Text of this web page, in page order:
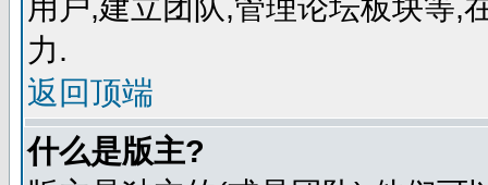
用户,建立团队,管理论坛板块等,
力.
返回顶端
什么是版主?